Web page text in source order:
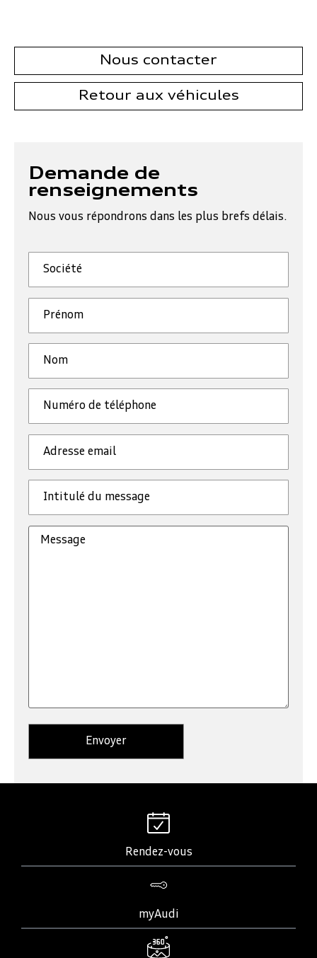
Nous contacter
Retour aux véhicules
Demande de
renseignements
Nous vous répondrons dans les plus brefs délais.
Rendez-vous
myAudi